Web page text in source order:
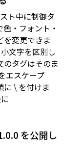
ト中に制御タ
・フォント・
を変更できま
文字を区別し
のタグはそのま
エスケープ
に \ を付けま
を公開し